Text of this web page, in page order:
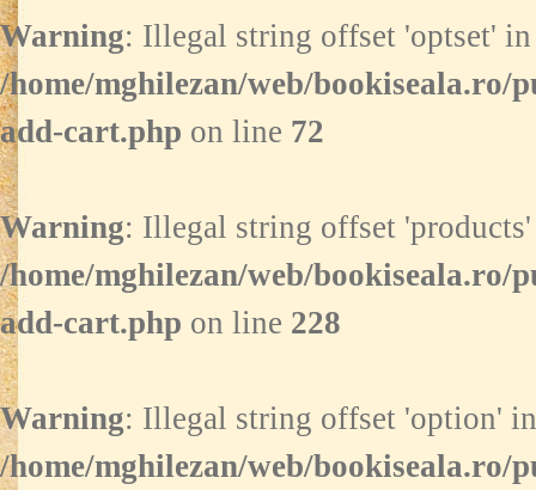
Warning: Illegal string offset 'optset' in
/home/mghilezan/web/bookiseala.ro/
add-cart.php on line 72
Warning: Illegal string offset
/home/mghilezan/web/bookiseala.ro/
add-cart.php on line 228
Warning: Illegal string offset 'option' in
/home/mghilezan/web/bookiseala.ro/